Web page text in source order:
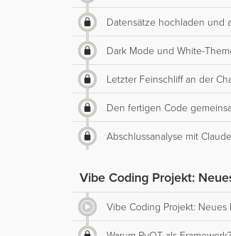
Datensätze hochladen und
Dark Mode und White-
Letzter Feinschliff an der
Den fertigen Code
Abschlussanalyse mit
Vibe Coding Projekt:
Vibe Coding Projekt: